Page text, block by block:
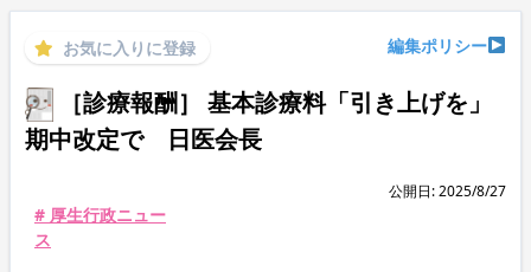
お気に入りに登録 編集ポリシー
［診療報酬］ 基本診療料「引き上げを」
期中改定で 日医会長
公開日: 2025/8/27
# 厚生行政ニュー
ス